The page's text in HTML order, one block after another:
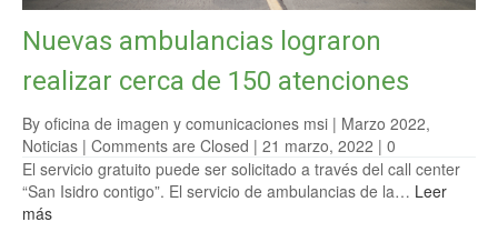
Nuevas ambulancias lograron
realizar cerca de 150 atenciones
By oficina de imagen y comunicaciones msi | Marzo 2022,
Noticias | Comments are Closed | 21 marzo, 2022 | 0
El servicio gratuito puede ser solicitado a través del call center
“San Isidro contigo”. El servicio de ambulancias de la… Leer
más